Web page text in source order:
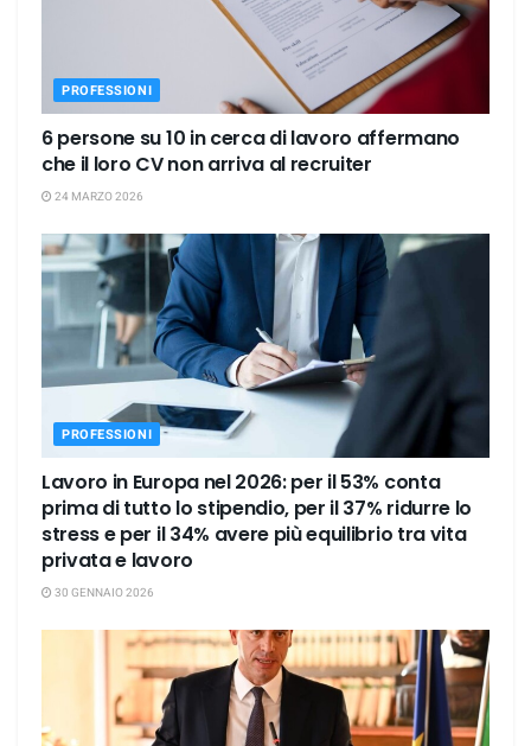
PROFESSIONI
6 persone su 10 in cerca di lavoro affermano
che il loro CV non arriva al recruiter
24 MARZO 2026
PROFESSIONI
Lavoro in Europa nel 2026: per il 53% conta
prima di tutto lo stipendio, per il 37% ridurre lo
stress e per il 34% avere più equilibrio tra vita
privata e lavoro
30 GENNAIO 2026